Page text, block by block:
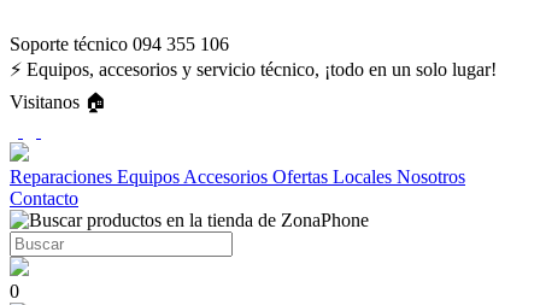
Soporte técnico 094 355 106
⚡ Equipos, accesorios y servicio técnico, ¡todo en un solo lugar!
Visitanos 🏠
Reparaciones Equipos Accesorios Ofertas Locales Nosotros
Contacto
0